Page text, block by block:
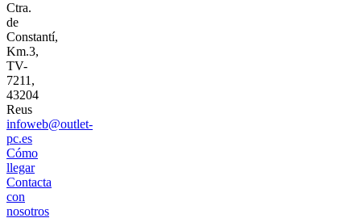
Ctra.
de
Constantí,
Km.3,
TV-
7211,
43204
Reus
infoweb@outlet-
pc.es
Cómo
llegar
Contacta
con
nosotros